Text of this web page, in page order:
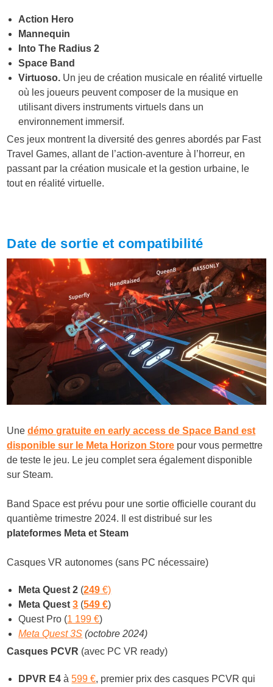
Action Hero
Mannequin
Into The Radius 2
Space Band
Virtuoso. Un jeu de création musicale en réalité virtuelle
où les joueurs peuvent composer de la musique en
utilisant divers instruments virtuels dans un
environnement immersif.
Ces jeux montrent la diversité des genres abordés par Fast
Travel Games, allant de l’action-aventure à l’horreur, en
passant par la création musicale et la gestion urbaine, le
tout en réalité virtuelle.
Date de sortie et compatibilité
Unedémo gratuite en early access de Space Band est
disponible sur le Meta Horizon Store pour vous permettre
de teste le jeu. Le jeu complet sera également disponible
sur Steam.
Band Space est prévu pour une sortie officielle courant du
quantième trimestre 2024. Il est distribué sur les
plateformes Meta et Steam
Casques VR autonomes (sans PC nécessaire)
Meta Quest 2 (249 €)
Meta Quest3 (549 €)
Quest Pro (1 199 €)
Meta Quest 3S (octobre 2024)
Casques PCVR (avec PC VR ready)
DPVR E4 à599 €, premier prix des casques PCVR qui